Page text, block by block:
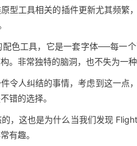
型工具相关的插件更新尤其频繁
色工具，它是一套字体──每一
。非常独特的脑洞，也不失为一
令人纠结的事情，考虑到这一
错的选择。
，这也是为什么当我们发现
有趣。